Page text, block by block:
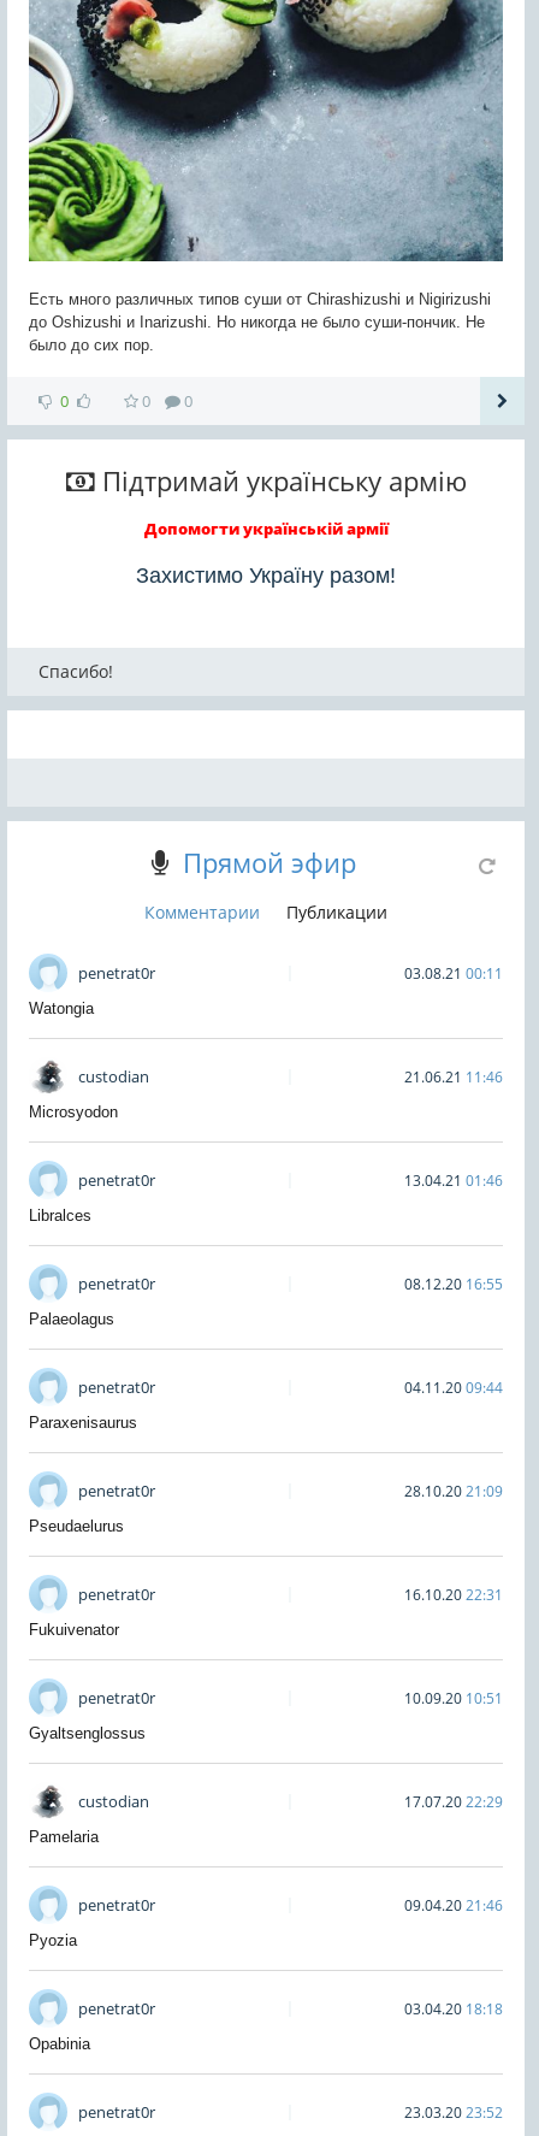
Есть много различных типов суши от Chirashizushi и Nigirizushi
до Oshizushi и Inarizushi. Но никогда не было суши-пончик. Не
было до сих пор.
0 0 0
Підтримай українську армію
Допомогти українській армії
Захистимо Україну разом!
Спасибо!
Прямой эфир
Комментарии Публикации
penetrat0r 03.08.21 00:11
Watongia
custodian 21.06.21 11:46
Microsyodon
penetrat0r 13.04.21 01:46
Libralces
penetrat0r 08.12.20 16:55
Palaeolagus
penetrat0r 04.11.2009:44
Paraxenisaurus
penetrat0r 28.10.2021:09
Pseudaelurus
penetrat0r 16.10.2022:31
Fukuivenator
penetrat0r 10.09.20 10:51
Gyaltsenglossus
custodian 17.07.2022:29
Pamelaria
penetrat0r 09.04.2021:46
Pyozia
penetrat0r 03.04.20 18:18
Opabinia
penetrat0r 23.03.2023:52